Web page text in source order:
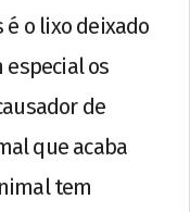
o lixo deixado
especial os
de
que acaba
tem